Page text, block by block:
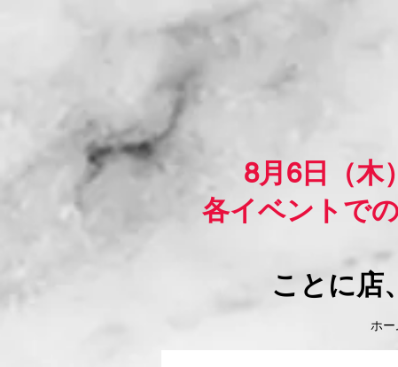
8月6日（木
各イベントで
ことに店
ホ